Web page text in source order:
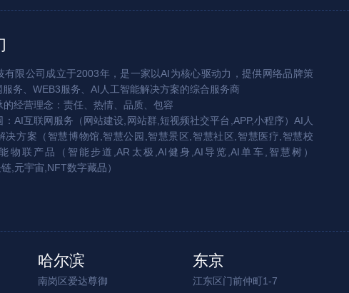
有限公司成立于2003年，是一家以AI为核心驱动力，提供网络品牌策
务、WEB3服务、AI人工智能解决方案的综合服务商
的经营理念：责任、热情、品质、包容
：AI互联网服务（网站建设,网站群,短视频社交平台,APP,小程序）AI人
决方案（智慧博物馆,智慧公园,智慧景区,智慧社区,智慧医疗,智慧校
物联产品（智能步道,AR太极,AI健身,AI导览,AI单车,智慧树）
,元宇宙,NFT数字藏品）
哈尔滨
南岗区爱达尊御
东京
江东区门前仲町1-7